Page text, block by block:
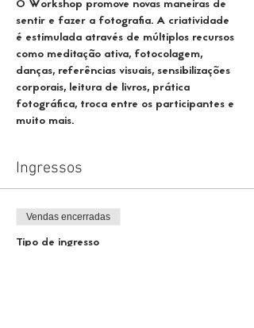
O Workshop promove novas maneiras de
sentir e fazer a fotografia. A criatividade
é estimulada através de múltiplos recursos
como meditação ativa, fotocolagem,
danças, referências visuais, sensibilizações
corporais, leitura de livros, prática
fotográfica, troca entre os participantes e
muito mais.
Ingressos
Vendas encerradas
Tipo de ingresso